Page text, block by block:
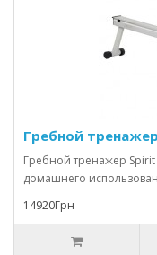
Гребной
Гребной тренажер
домашнего
14920Грн